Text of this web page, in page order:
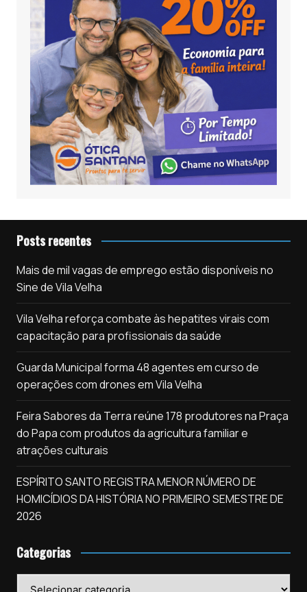
Posts recentes
Mais de mil vagas de emprego estão disponíveis no
Sine de Vila Velha
Vila Velha reforça combate às hepatites virais com
capacitação para profissionais da saúde
Guarda Municipal forma 48 agentes em curso de
operações com drones em Vila Velha
Feira Sabores da Terra reúne 178 produtores na Praça
do Papa com produtos da agricultura familiar e
atrações culturais
ESPÍRITO SANTO REGISTRA MENOR NÚMERO DE
HOMICÍDIOS DA HISTÓRIA NO PRIMEIRO SEMESTRE DE
2026
Categorias